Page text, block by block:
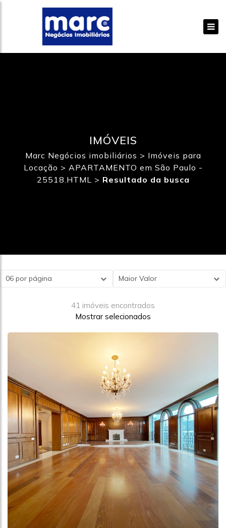
IMÓVEIS
Marc Negócios imobiliários > Imóveis para
Locação > APARTAMENTO em São Paulo -
25518.HTML > Resultado da busca
Maior Valor
06 por página
41 imóveis encontrados
Mostrar selecionados